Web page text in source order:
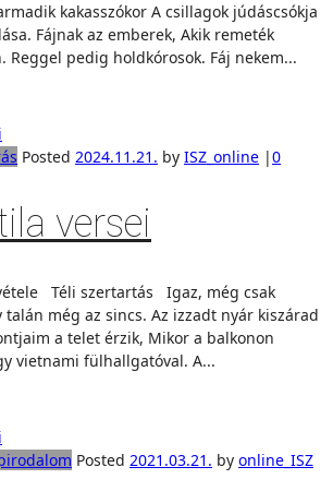
kakasszókor A csillagok júdáscsókja
Fájnak az emberek, Akik remeték
Reggel pedig holdkórosok. Fáj nekem...
Posted 2024.11.21. by ISZ_online |0
versei
Téli szertartás Igaz, még csak
talán még az sincs. Az izzadt nyár kiszárad
a telet érzik, Mikor a balkonon
vietnami fülhallgatóval. A...
Posted 2021.03.21. by online_ISZ